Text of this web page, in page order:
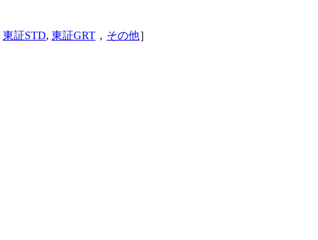
東証STD, 東証GRT ， その他］